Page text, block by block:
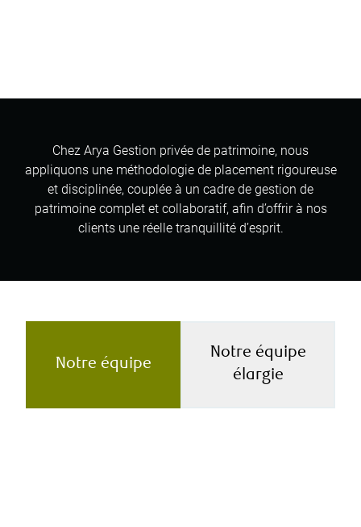
Chez Arya Gestion privée de patrimoine, nous
appliquons une méthodologie de placement rigoureuse
et disciplinée, couplée à un cadre de gestion de
patrimoine complet et collaboratif, afin d’offrir à nos
clients une réelle tranquillité d’esprit.
Notre équipe
Notre équipe
élargie